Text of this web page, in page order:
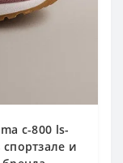
c-800 ls-
и